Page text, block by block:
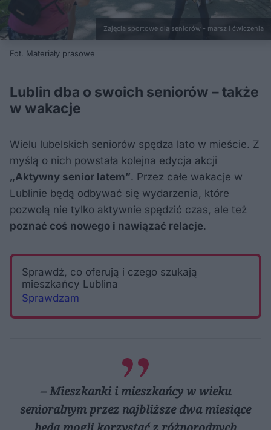
Zajęcia sportowe dla seniorów - marsz i ćwiczenia
Fot. Materiały prasowe
Lublin dba o swoich seniorów – także
w wakacje
Wielu lubelskich seniorów spędza lato w mieście. Z
myślą o nich powstała kolejna edycja akcji
„Aktywny senior latem”. Przez całe wakacje w
Lublinie będą odbywać się wydarzenia, które
pozwolą nie tylko aktywnie spędzić czas, ale też
poznać coś nowego i nawiązać relacje.
Sprawdź, co oferują i czego szukają
mieszkańcy Lublina
Sprawdzam
– Mieszkanki i mieszkańcy w wieku
senioralnym przez najbliższe dwa miesiące